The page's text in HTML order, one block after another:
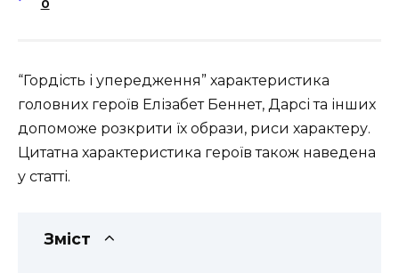
0
“Гордість і упередження” характеристика
головних героїв Елізабет Беннет, Дарсі та інших
допоможе розкрити їх образи, риси характеру.
Цитатна характеристика героїв також наведена
у статті.
Зміст